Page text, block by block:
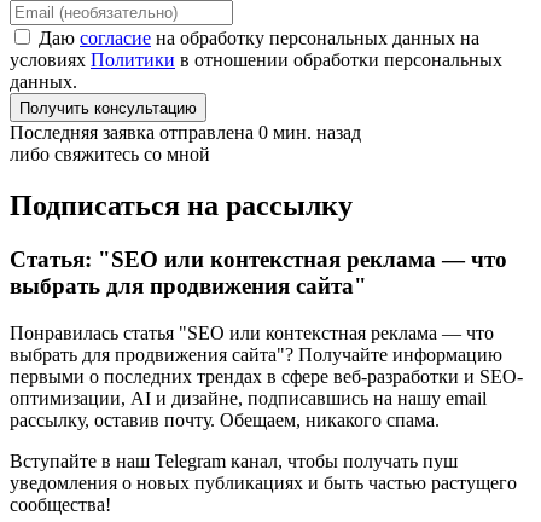
Даю согласие на обработку персональных данных на
условиях Политики в отношении обработки персональных
данных.
Получить консультацию
Последняя заявка отправлена 0 мин. назад
либо свяжитесь со мной
Подписаться на рассылку
Статья: "SEO или контекстная реклама — что
выбрать для продвижения сайта"
Понравилась статья "SEO или контекстная реклама — что
выбрать для продвижения сайта"? Получайте информацию
первыми о последних трендах в сфере веб-разработки и SEO-
оптимизации, AI и дизайне, подписавшись на нашу email
рассылку, оставив почту. Обещаем, никакого спама.
Вступайте в наш Telegram канал, чтобы получать пуш
уведомления о новых публикациях и быть частью растущего
сообщества!